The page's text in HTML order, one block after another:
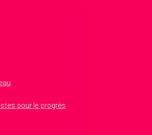
pour le progrès